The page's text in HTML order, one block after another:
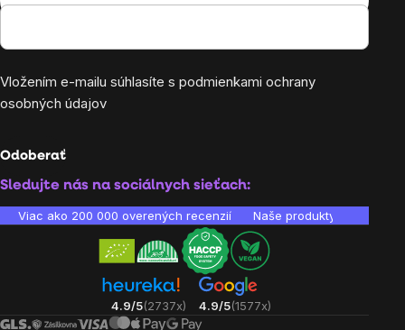
Vložením e-mailu súhlasíte s podmienkami ochrany
osobných údajov
Odoberať
Sledujte nás na sociálnych sieťach:
Viac ako 200 000 overených recenzií Naše produkty sú
4.9/5(2737x) 4.9/5(1577x)